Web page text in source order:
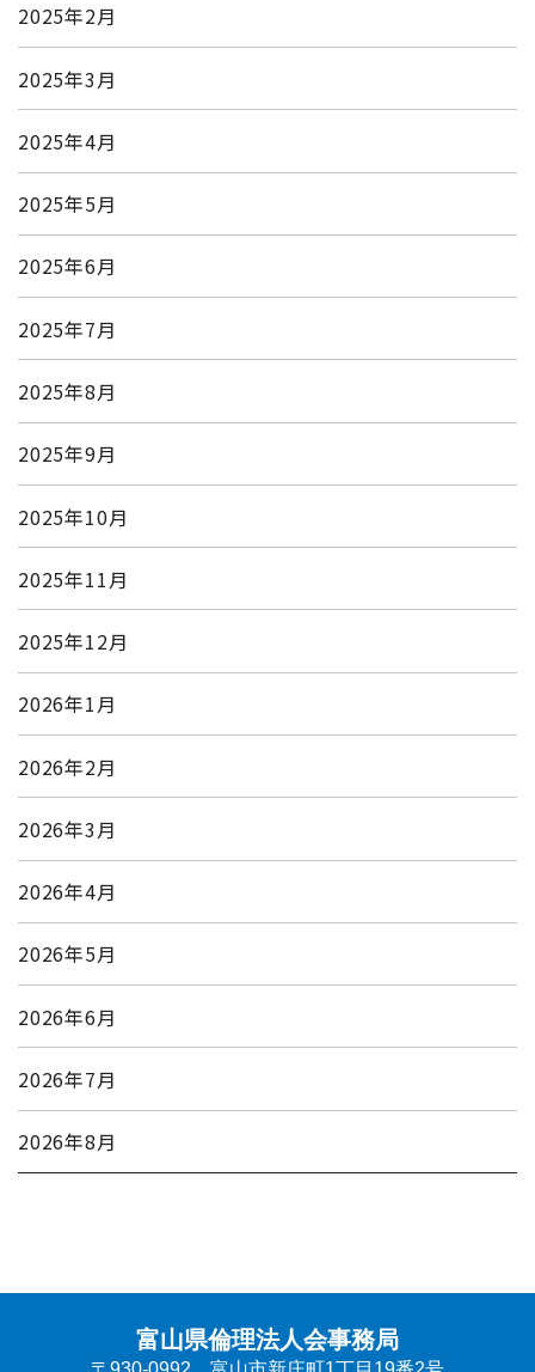
2025年2月
2025年3月
2025年4月
2025年5月
2025年6月
2025年7月
2025年8月
2025年9月
2025年10月
2025年11月
2025年12月
2026年1月
2026年2月
2026年3月
2026年4月
2026年5月
2026年6月
2026年7月
2026年8月
富山県倫理法人会事務局